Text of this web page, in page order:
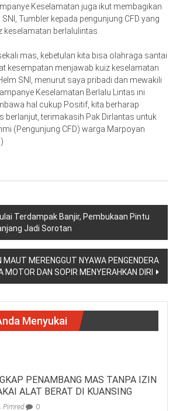
Keselamatan juga ikut membagikan
Tumbler kepada pengunjung CFD yang
keselamatan berlalulintas.
mas, kebetulan kita bisa olahraga santai
kesempatan menjawab kuiz keselamatan
SNI, menurut saya pribadi dan mewakili
Keselamatan Berlalu Lintas ini
hal cukup Positif, kita berharap
berlanjut, terimakasih Pak Dirlantas untuk
(Pengunjung CFD) warga Marpoyan
Terdampak Banjir, Pembukaan Pintu
Jadi Sorotan
MAUT MERENGGUT NYAWA PENGENDERA
MOTOR DAN SOPIR MENYERAHKAN DIRI
Menyukai
PENAMBANG MAS TANPA IZIN
ALAT BERAT DI KUANSING
Pimred 0